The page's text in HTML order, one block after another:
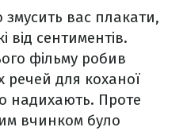
змусить вас плакати,
від сентиментів.
фільму робив
для коханої
надихають. Проте
вчинком було